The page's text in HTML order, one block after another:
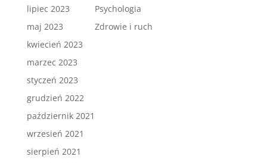
lipiec 2023
maj 2023
kwiecień 2023
marzec 2023
styczeń 2023
grudzień 2022
październik 2021
wrzesień 2021
sierpień 2021
Psychologia
Zdrowie i ruch